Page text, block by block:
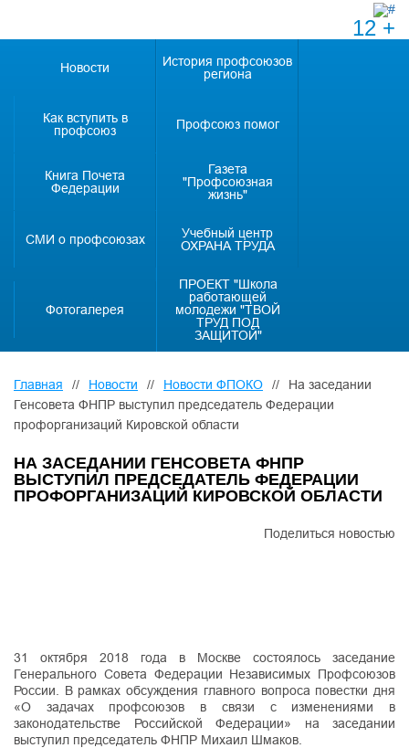
12 +
Новости
История профсоюзов
региона
Как вступить в
профсоюз
Профсоюз помог
Книга Почета
Федерации
Газета
"Профсоюзная
жизнь"
СМИ о профсоюзах
Учебный центр
ОХРАНА ТРУДА
Фотогалерея
ПРОЕКТ "Школа
работающей
молодежи "ТВОЙ
ТРУД ПОД
ЗАЩИТОЙ"
Главная // Новости // Новости ФПОКО //
На заседании
Генсовета ФНПР выступил председатель Федерации
профорганизаций Кировской области
НА ЗАСЕДАНИИ ГЕНСОВЕТА ФНПР
ВЫСТУПИЛ ПРЕДСЕДАТЕЛЬ ФЕДЕРАЦИИ
ПРОФОРГАНИЗАЦИЙ КИРОВСКОЙ ОБЛАСТИ
Поделиться новостью
31 октября 2018 года в Москве состоялось заседание
Генерального Совета Федерации Независимых Профсоюзов
России. В рамках обсуждения главного вопроса повестки дня
«О задачах профсоюзов в связи с изменениями в
законодательстве Российской Федерации» на заседании
выступил председатель ФНПР Михаил Шмаков.